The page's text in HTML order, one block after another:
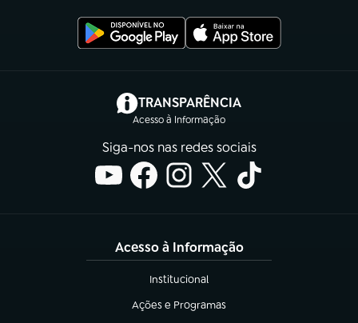
TRANSPARÊNCIA
Acesso à Informação
(abre em nova aba)
Siga-nos nas redes sociais
Acesso à Informação
Institucional
(abre em nova aba)
Ações e Programas
(abre em nova aba)